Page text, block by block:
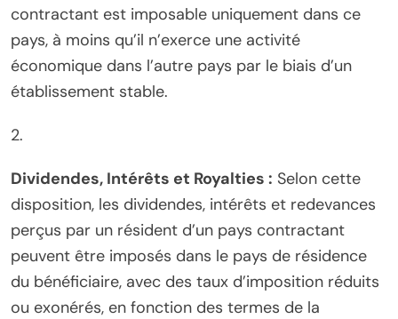
contractant est imposable uniquement dans ce
pays, à moins qu’il n’exerce une activité
économique dans l’autre pays par le biais d’un
établissement stable.
2.
Dividendes, Intérêts et Royalties : Selon cette
disposition, les dividendes, intérêts et redevances
perçus par un résident d’un pays contractant
peuvent être imposés dans le pays de résidence
du bénéficiaire, avec des taux d’imposition réduits
ou exonérés, en fonction des termes de la